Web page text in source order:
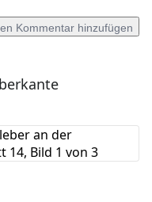
Kommentar hinzufügen